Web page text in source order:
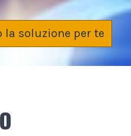
la soluzione per te